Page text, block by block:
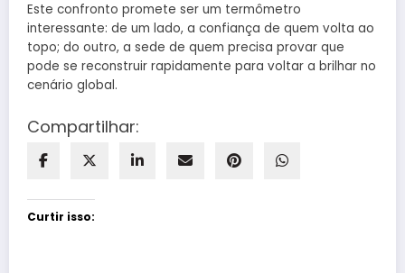
Este confronto promete ser um termômetro
interessante: de um lado, a confiança de quem volta ao
topo; do outro, a sede de quem precisa provar que
pode se reconstruir rapidamente para voltar a brilhar no
cenário global.
Compartilhar:
Curtir isso: